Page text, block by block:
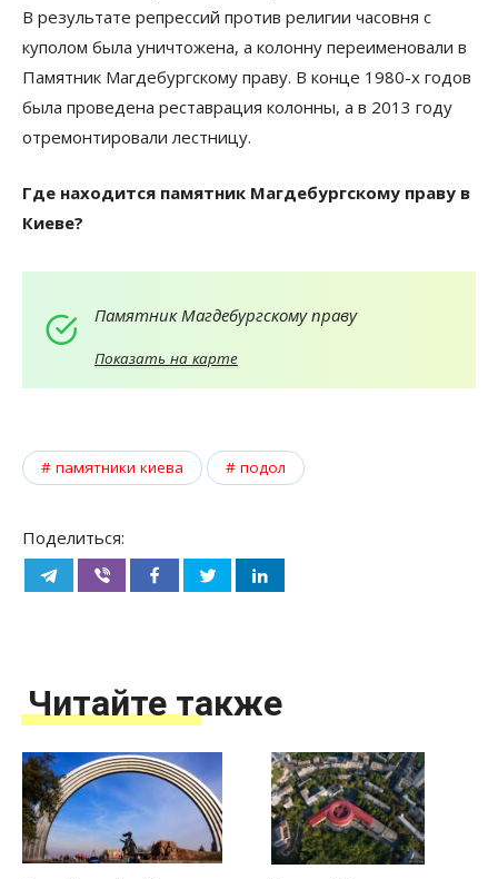
В результате репрессий против религии часовня с
куполом была уничтожена, а колонну переименовали в
Памятник Магдебургскому праву. В конце 1980-х годов
была проведена реставрация колонны, а в 2013 году
отремонтировали лестницу.
Где находится памятник Магдебургскому праву в
Киеве?
Памятник Магдебургскому праву
Показать на карте
памятники киева подол
Поделиться:
Читайте также